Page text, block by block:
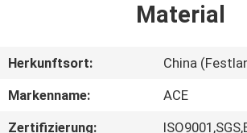
UNS
Material
Herkunftsort:
China
Markenname:
ACE
Zertifizierung: